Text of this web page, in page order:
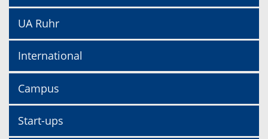
UA Ruhr
International
Campus
Start-ups